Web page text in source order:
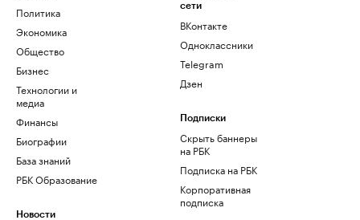
Политика
Экономика
Общество
Бизнес
Технологии и
медиа
Финансы
Биографии
База знаний
РБК Образование
Новости
сети
ВКонтакте
Одноклассники
Telegram
Дзен
Подписки
Скрыть баннеры
на РБК
Подписка на РБК
Корпоративная
подписка